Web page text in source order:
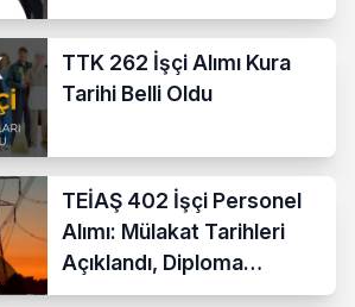
TTK 262 İşçi Alımı Kura
Tarihi Belli Oldu
TEİAŞ 402 İşçi Personel
Alımı: Mülakat Tarihleri
Açıklandı, Diploma
Kontrolü Tamamlandı